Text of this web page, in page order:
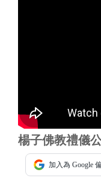
楊子佛教禮儀
加入為 Google